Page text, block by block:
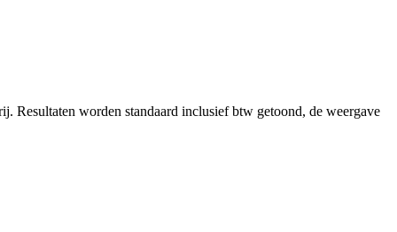
Resultaten worden standaard inclusief btw getoond, de weergave